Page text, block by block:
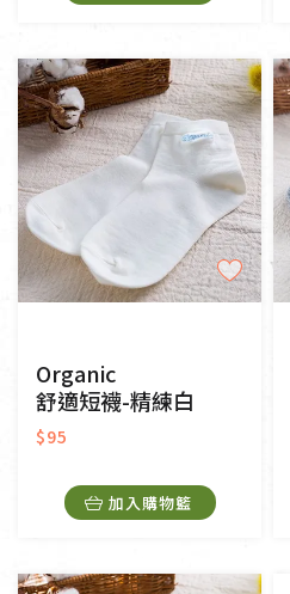
Organic
舒適短襪-精練白
$95
加入購物籃